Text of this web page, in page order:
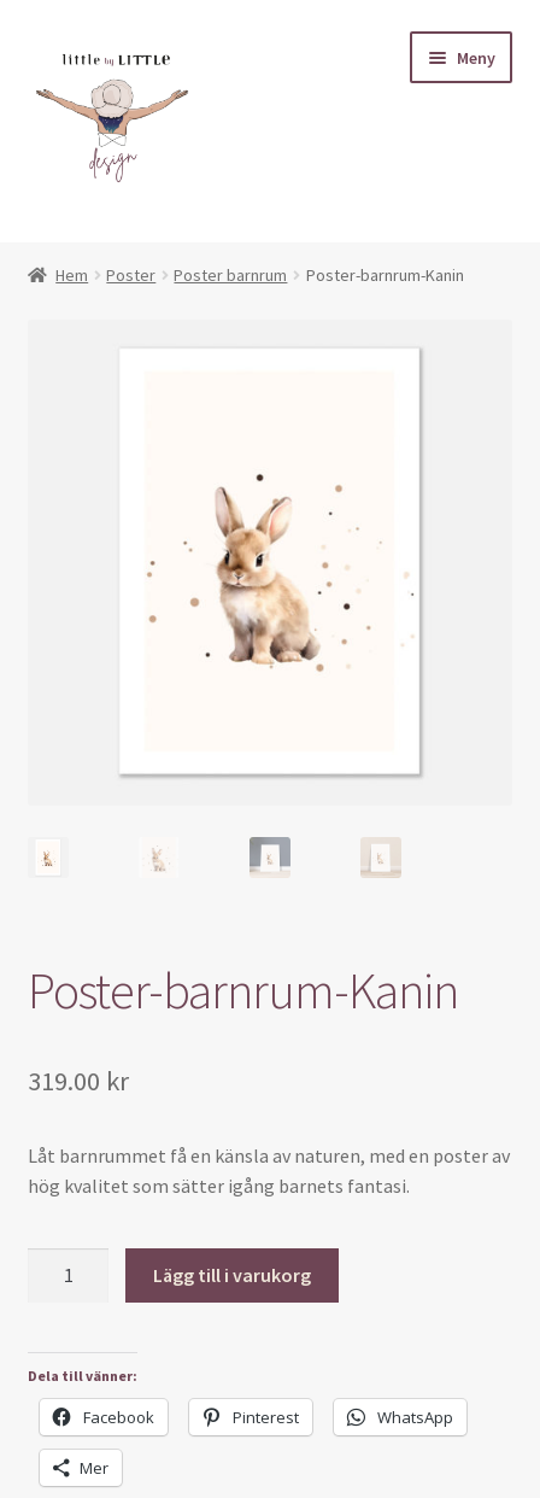
navigering
innehåll
Meny
Hem Poster Poster barnrum Poster-barnrum-Kanin
Poster-barnrum-Kanin
319.00 kr
Låt barnrummet få en känsla av naturen, med en poster av
hög kvalitet som sätter igång barnets fantasi.
mängd
Lägg till i varukorg
Dela till vänner:
Facebook Pinterest WhatsApp
Mer